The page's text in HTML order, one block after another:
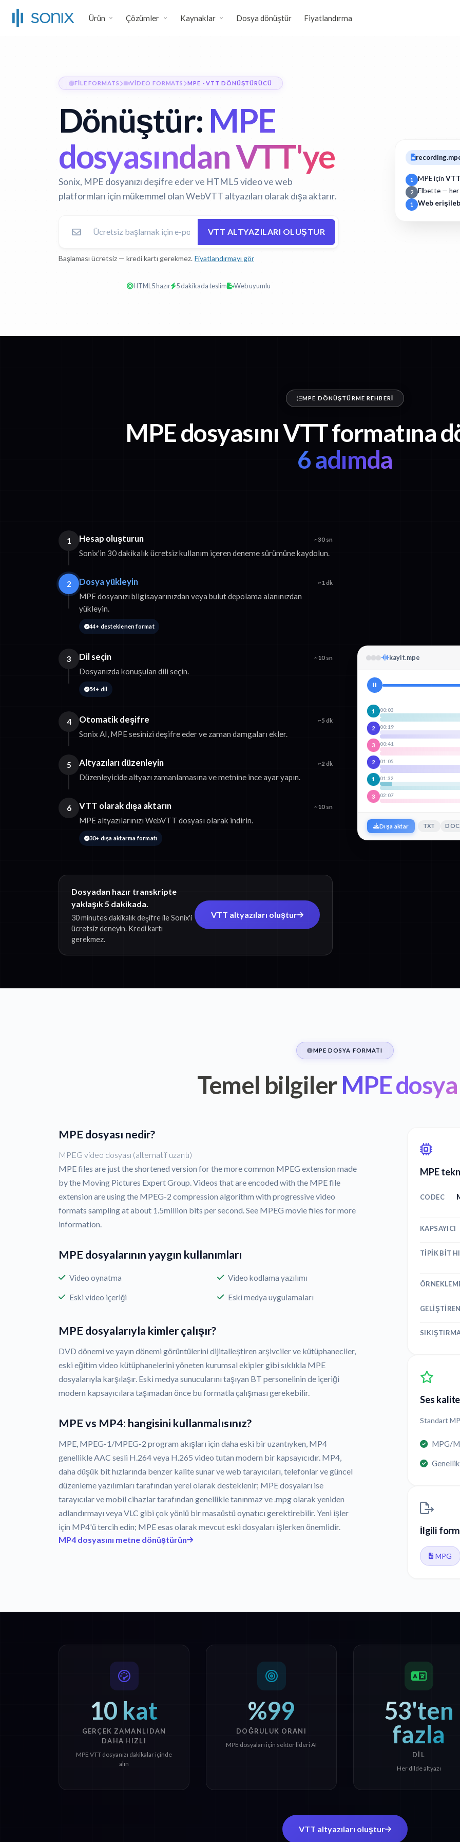
Ürün Çözümler Kaynaklar Dosya dönüştür Fiyatlandırma
FILE FORMATS VIDEO FORMATS MPE - VTT DÖNÜŞTÜRÜCÜ
Dönüştür: MPE
dosyasından VTT'ye
Sonix, MPE dosyanızı deşifre eder ve HTML5 video ve web
platformları için mükemmel olan WebVTT altyazıları olarak dışa aktarır.
VTT ALTYAZILARI OLUŞTUR
Başlaması ücretsiz — kredi kartı gerekmez. Fiyatlandırmayı gör
HTML5 hazır 5 dakikada teslim Web uyumlu
1 MPE için
2 Elbette — her
1 Web
MPE DÖNÜŞTÜRME REHBERI
MPE dosyasını VTT formatına
6 adımda
1 Hesap oluşturun ~30 sn
Sonix'in 30 dakikalık ücretsiz kullanım içeren deneme sürümüne kaydolun.
2 Dosya yükleyin ~1 dk
MPE dosyanızı bilgisayarınızdan veya bulut depolama alanınızdan
yükleyin.
44+ desteklenen format
3 Dil seçin ~10 sn
Dosyanızda konuşulan dili seçin.
54+ dil
4 Otomatik deşifre ~5 dk
Sonix AI, MPE sesinizi deşifre eder ve zaman damgaları ekler.
5 Altyazıları düzenleyin ~2 dk
Düzenleyicide altyazı zamanlamasına ve metnine ince ayar yapın.
6 VTT olarak dışa aktarın ~10 sn
MPE altyazılarınızı WebVTT dosyası olarak indirin.
30+ dışa aktarma formatı
Dosyadan hazır transkripte
yaklaşık 5 dakikada.
30 minutes dakikalık deşifre ile Sonix'i
ücretsiz deneyin. Kredi kartı
gerekmez.
VTT altyazıları oluştur
kayit.mpe
1 00:03
2 00:19
3 00:41
2 01:05
1 01:32
3 02:07
Dışa aktar TXT
MPE DOSYA FORMATI
Temel bilgilerMPE
MPE dosyası nedir?
MPEG video dosyası (alternatif uzantı)
MPE files are just the shortened version for the more common MPEG extension made
by the Moving Pictures Expert Group. Videos that are encoded with the MPE file
extension are using the MPEG-2 compression algorithm with progressive video
formats sampling at about 1.5million bits per second. See MPEG movie files for more
information.
MPE dosyalarının yaygın kullanımları
Video oynatma
Eski video içeriği
Video kodlama yazılımı
Eski medya uygulamaları
MPE dosyalarıyla kimler çalışır?
DVD dönemi ve yayın dönemi görüntülerini dijitalleştiren arşivciler ve kütüphaneciler,
eski eğitim video kütüphanelerini yöneten kurumsal ekipler gibi sıklıkla MPE
dosyalarıyla karşılaşır. Eski medya sunucularını taşıyan BT personelinin de içeriği
modern kapsayıcılara taşımadan önce bu formatla çalışması gerekebilir.
MPE vs MP4: hangisini kullanmalısınız?
MPE, MPEG-1/MPEG-2 program akışları için daha eski bir uzantıyken, MP4
genellikle AAC sesli H.264 veya H.265 video tutan modern bir kapsayıcıdır. MP4,
daha düşük bit hızlarında benzer kalite sunar ve web tarayıcıları, telefonlar ve güncel
düzenleme yazılımları tarafından yerel olarak desteklenir; MPE dosyaları ise
tarayıcılar ve mobil cihazlar tarafından genellikle tanınmaz ve .mpg olarak yeniden
adlandırmayı veya VLC gibi çok yönlü bir masaüstü oynatıcı gerektirebilir. Yeni işler
için MP4'ü tercih edin; MPE esas olarak mevcut eski dosyaları işlerken önemlidir.
MP4 dosyasını metne dönüştürün
MPE
CODEC
KAPSAYICI
TIPIK BIT
Ses
Standart
MPG/
İlgili
MPG
10 kat
GERÇEK ZAMANLIDAN
DAHA HIZLI
MPE VTT dosyanızı dakikalar içinde
alın
%99
DOĞRULUK ORANI
MPE dosyaları için sektör lideri AI
53'ten
fazla
DIL
Her dilde altyazı
VTT altyazıları oluştur